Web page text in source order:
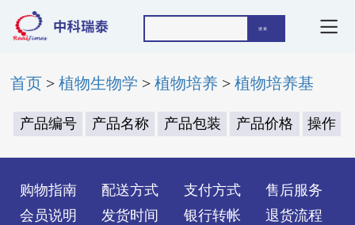
首页 >植物生物学 >植物培养 >植物培养基
产品编号 产品名称 产品包装 产品价格 操作
购物指南
会员说明
配送方式
发货时间
支付方式
银行转帐
售后服务
退货流程